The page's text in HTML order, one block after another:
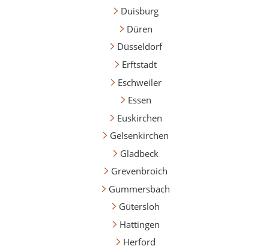
Duisburg
Düren
Düsseldorf
Erftstadt
Eschweiler
Essen
Euskirchen
Gelsenkirchen
Gladbeck
Grevenbroich
Gummersbach
Gütersloh
Hattingen
Herford